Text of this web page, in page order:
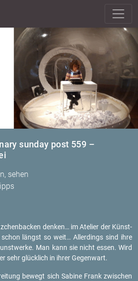
sunday post 559 –
sehen
den­ken… im Ate­lier der Künst­
schon längst so weit… Al­ler­dings sind ihre
Man kann sie nicht essen. Wird
sehr glück­lich in ihrer Ge­gen­wart.
be­wegt sich Sa­bi­ne Frank zwi­schen